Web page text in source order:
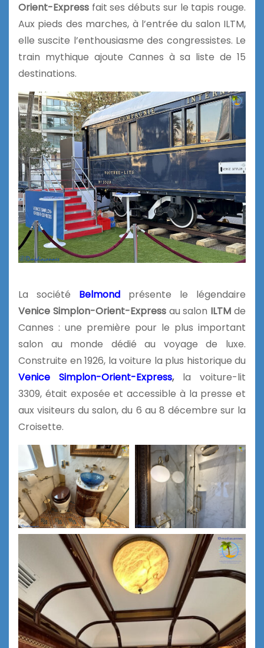
Orient-Express fait ses débuts sur le tapis rouge.
Aux pieds des marches, à l’entrée du salon ILTM,
elle suscite l’enthousiasme des congressistes. Le
train mythique ajoute Cannes à sa liste de 15
destinations.
La société Belmond présente le légendaire
Venice Simplon-Orient-Expressau salon ILTM de
Cannes : une première pour le plus important
salon au monde dédié au voyage de luxe.
Construite en 1926, la voiture la plus historique du
Venice Simplon-Orient-Express,la voiture-lit
3309, était exposée et accessible à la presse et
aux visiteurs du salon, du 6 au 8 décembre sur la
Croisette.